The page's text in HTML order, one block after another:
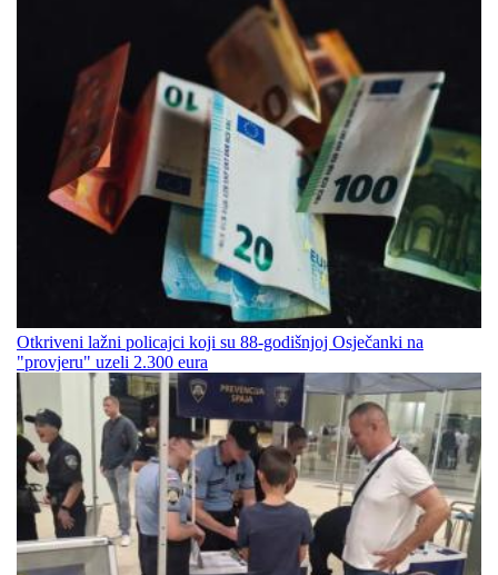
Otkriveni lažni policajci koji su 88-godišnjoj Osječanki na
"provjeru" uzeli 2.300 eura